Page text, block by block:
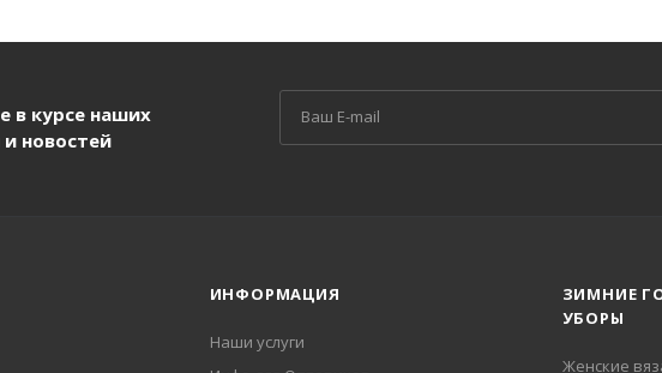
в курсе наших
новостей
ИНФОРМАЦИЯ
Наши услуги
ЗИМНИЕ
УБОРЫ
Женские